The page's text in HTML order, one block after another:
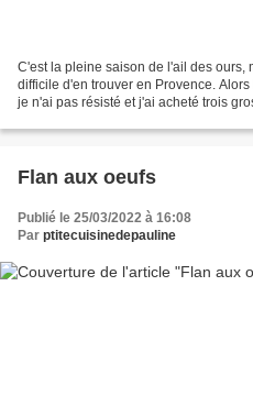
C'est la pleine saison de l'ail des ours,
difficile d'en trouver en Provence.
je n'ai pas résisté et j'ai acheté trois
Flan aux oeufs
Publié le 25/03/2022 à 16:08
Par ptitecuisinedepauline